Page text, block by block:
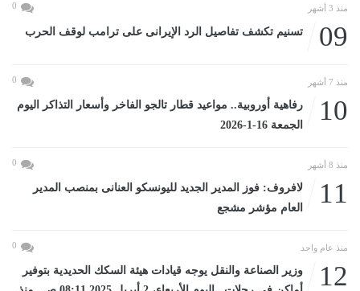
منذ 3 أشهر 0
09 تسنيم تكشف تفاصيل الرد الإيرانى على ترامب لوقف الحرب
منذ 7 أشهر 0
10
رفاهية أوروبية.. مواعيد قطار تالجو الفاخر وأسعار التذاكر اليوم
الجمعة 16-1-2026
منذ 8 أشهر 0
11
لافروف: فوز المدير الجديد لليونسكو العنانى بمنصب المدير
العام مؤشر مشجع
منذ عام واحد 0
12
وزير الصناعة والنقل يوجه قيادات هيئة السكك الحديدية بتوفير